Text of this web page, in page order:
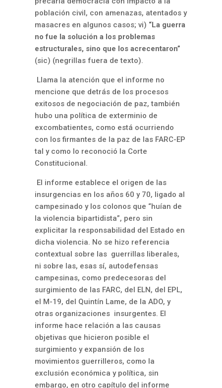
población civil, con amenazas, atentados y
masacres en algunos casos; vi) “La guerra
no fue la solución a los problemas
estructurales, sino que los acrecentaron”
(sic) (negrillas fuera de texto).
Llama la atención que el informe no
mencione que detrás de los procesos
exitosos de negociación de paz, también
hubo una política de exterminio de
excombatientes, como está ocurriendo
con los firmantes de la paz de las FARC-EP
tal y como lo reconoció la Corte
Constitucional.
El informe establece el origen de las
insurgencias en los años 60 y 70, ligado al
campesinado y los colonos que “huían de
la violencia bipartidista”, pero sin
explicitar la responsabilidad del Estado en
dicha violencia. No se hizo referencia
contextual sobre las guerrillas liberales,
ni sobre las, esas sí, autodefensas
campesinas, como predecesoras del
surgimiento de las FARC, del ELN, del EPL,
el M-19, del Quintín Lame, de la ADO, y
otras organizaciones insurgentes. El
informe hace relación a las causas
objetivas que hicieron posible el
surgimiento y expansión de los
movimientos guerrilleros, como la
exclusión económica y política, sin
embargo, en otro capítulo del informe